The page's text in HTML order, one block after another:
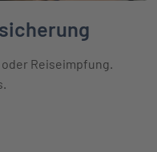
Reiseimpfung.
erfahren